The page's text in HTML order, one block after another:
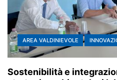
AREA VALDINIEVOLE
Sostenibilità e